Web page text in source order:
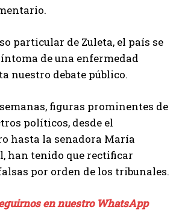
particular de Zuleta, el país se
de una enfermedad
nuestro debate público.
figuras prominentes de
políticos, desde el
hasta la senadora María
han tenido que rectificar
por orden de los tribunales.
en nuestro WhatsApp